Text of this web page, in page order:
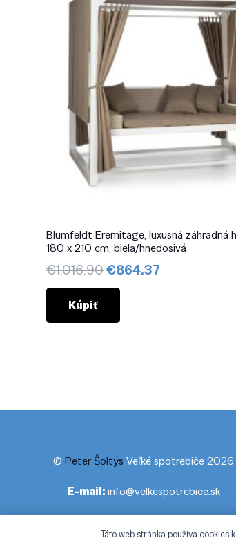
Blumfeldt Eremitage, luxusná záhradná
180 x 210 cm, biela/hnedosivá
€1,016.90Pôvodná
cena
€1,016.90.
€864.37
Kúpiť
© Peter Šoltýs Veľké spotrebiče 2026
E-mail:info@velkespotrebice.sk
Táto web stránka používa cookies